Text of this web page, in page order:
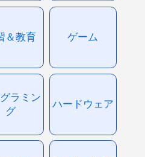
＆教育 ゲーム
ラミン
グ
ハードウェア